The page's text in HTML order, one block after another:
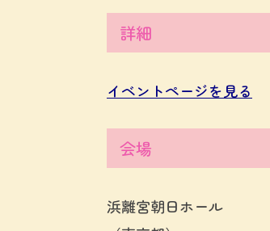
詳細
イベントページを見る
会場
浜離宮朝日ホール